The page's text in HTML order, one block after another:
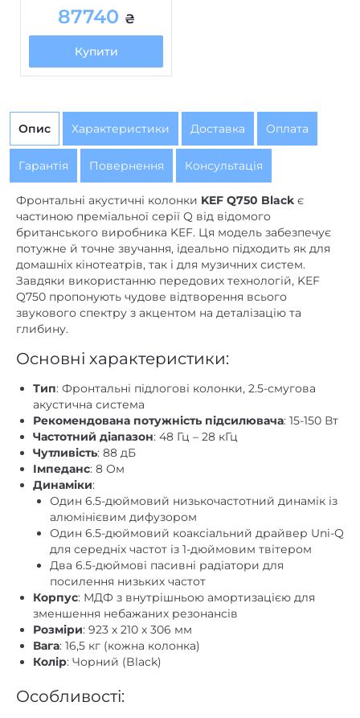
mini Jack 3,5 mm
TWS (бездротове стерео)
немає
Wi-Fi немає
Автономність, год. (ємність
акумулятора, мАг)
немає
Вбудований FM-приймач немає
Вбудований аудіоплеєр немає
Вбудований мікрофон немає
Діаметр НЧ дифузора, дюйм 5,6
Док-станція
Інтернет-радіо немає
speaker in
Картрідер
Матеріал корпусу МДФ
Матеріал обробки
Пиловологозахищений
корпус
немає
Підсилювач немає
Пульт ДК немає
Регулювання високих частот немає
Регулювання низьких частот
RCA
87740 ₴
Купити
Опис Характеристики Доставка Оплата
Гарантія Повернення Консультація
Фронтальні акустичні колонки KEF Q750 Black є
частиною преміальної серії Q від відомого
британського виробника KEF. Ця модель забезпечує
потужне й точне звучання, ідеально підходить як для
домашніх кінотеатрів, так і для музичних систем.
Завдяки використанню передових технологій, KEF
Q750 пропонують чудове відтворення всього
звукового спектру з акцентом на деталізацію та
глибину.
Основні характеристики:
Тип: Фронтальні підлогові колонки, 2.5-смугова
акустична система
Рекомендована потужність підсилювача: 15-150 Вт
Частотний діапазон: 48 Гц – 28 кГц
Чутливість: 88 дБ
Імпеданс: 8 Ом
Динаміки:
Один 6.5-дюймовий низькочастотний динамік із
алюмінієвим дифузором
Один 6.5-дюймовий коаксіальний драйвер Uni-Q
для середніх частот із 1-дюймовим твітером
Два 6.5-дюймові пасивні радіатори для
посилення низьких частот
Корпус: МДФ з внутрішньою амортизацією для
зменшення небажаних резонансів
Розміри: 923 х 210 х 306 мм
Вага: 16,5 кг (кожна колонка)
Колір: Чорний (Black)
Особливості: